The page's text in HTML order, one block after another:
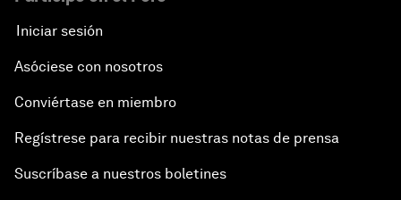
Iniciar sesión
Asóciese con nosotros
Conviértase en miembro
Regístrese para recibir nuestras notas de prensa
Suscríbase a nuestros boletines